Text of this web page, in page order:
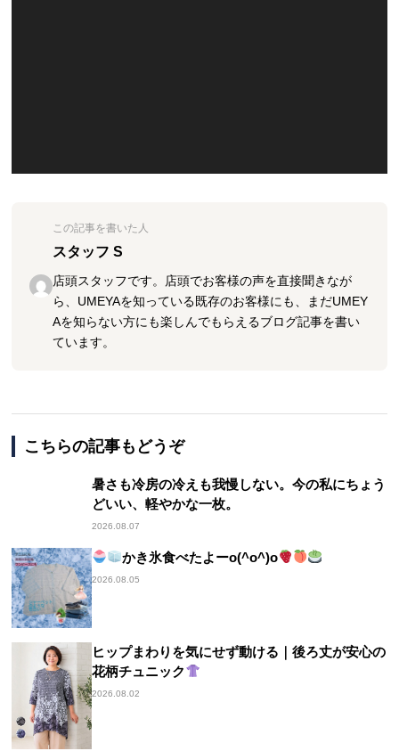
この記事を書いた人
スタッフ S
店頭スタッフです。店頭でお客様の声を直接聞きなが
ら、UMEYAを知っている既存のお客様にも、まだUMEY
Aを知らない方にも楽しんでもらえるブログ記事を書い
ています。
こちらの記事もどうぞ
暑さも冷房の冷えも我慢しない。今の私にちょう
どいい、軽やかな一枚。
2026.08.07
かき氷食べたよーo(^o^)o
2026.08.05
ヒップまわりを気にせず動ける｜後ろ丈が安心の
花柄チュニック
2026.08.02